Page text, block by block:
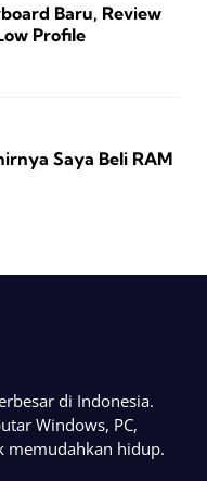
Baru, Review
Profile
Saya Beli RAM
di Indonesia.
Windows, PC,
memudahkan hidup.